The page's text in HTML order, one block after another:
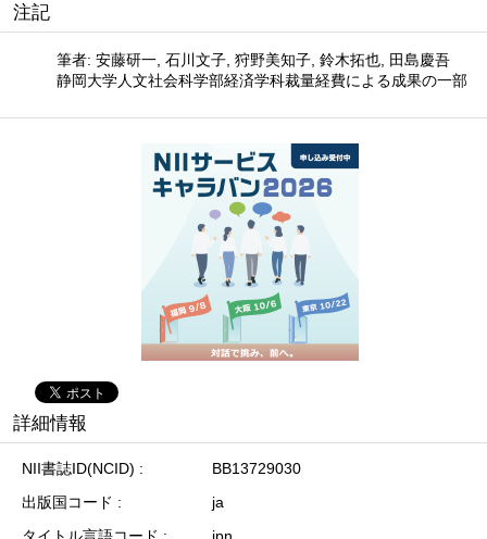
注記
筆者: 安藤研一, 石川文子, 狩野美知子, 鈴木拓也, 田島慶吾
静岡大学人文社会科学部経済学科裁量経費による成果の一部
詳細情報
NII書誌ID(NCID)
BB13729030
出版国コード
ja
タイトル言語コード
jpn